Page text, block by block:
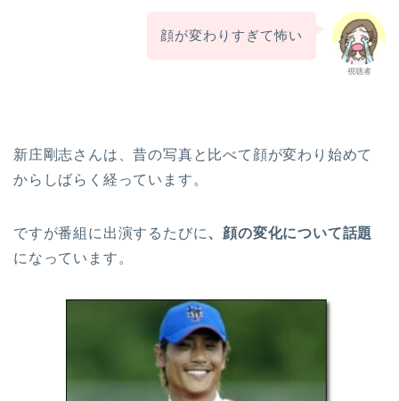
視聴者
顔が変わりすぎて怖い
新庄剛志さんは、昔の写真と比べて顔が変わり始めて
からしばらく経っています。
ですが番組に出演するたびに、顔の変化について話題
になっています。